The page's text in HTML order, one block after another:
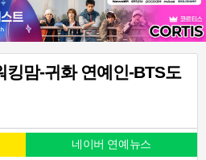
맘-귀화 연예인-BTS도
네이버 연예뉴스